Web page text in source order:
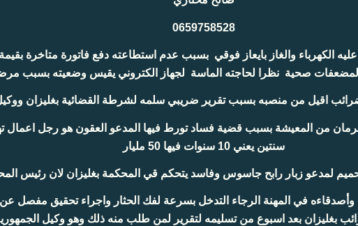
0659758528
صحية نظرا لحاجته الماسة لجهاز الكتروني يقيس وضعيته بسبب
سنتين يعني 10 سنوات فيها 50 مليار
لمدعو زبار رابح جاسوس وفاسد يتحكم قي المحكمة بغليزان لان رئيس
في المهنة الرجاء التدخل بسرعة لفك الحثار واجراء تحقيق مفصل
بغليزان بعد اسبوع من تسليمه لتقرير لمن طلب منه ذلك وهو وكيل